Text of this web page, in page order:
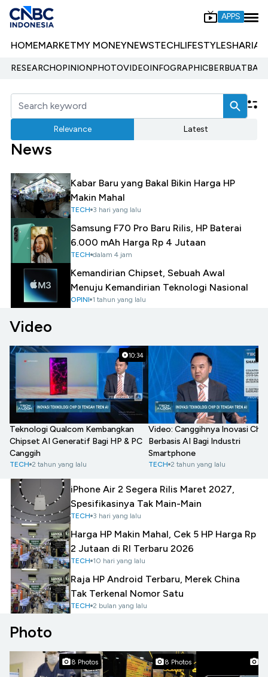
APPS
HOMEMARKETMY MONEYNEWSTECHLIFESTYLESHARIA
RESEARCHOPINIONPHOTOVIDEOINFOGRAPHIC
Relevance Latest
News
Kabar Baru yang Bakal Bikin Harga HP
Makin Mahal
TECH 3 hari yang lalu
Samsung F70 Pro Baru Rilis, HP Baterai
6.000 mAh Harga Rp 4 Jutaan
TECH dalam 4 jam
Kemandirian Chipset, Sebuah Awal
Menuju Kemandirian Teknologi Nasional
OPINI 1 tahun yang lalu
Video
10:34
Teknologi Qualcom Kembangkan
Chipset AI Generatif Bagi HP & PC
Canggih
TECH 2 tahun yang lalu
Video: Canggihnya Inovasi Chip
Berbasis AI Bagi Industri
Smartphone
TECH 2 tahun yang lalu
iPhone Air 2 Segera Rilis Maret 2027,
Spesifikasinya Tak Main-Main
TECH 3 hari yang lalu
Harga HP Makin Mahal, Cek 5 HP Harga Rp
2 Jutaan di RI Terbaru 2026
TECH 10 hari yang lalu
Raja HP Android Terbaru, Merek China
Tak Terkenal Nomor Satu
TECH 2 bulan yang lalu
Photo
8 Photos 8 Photos